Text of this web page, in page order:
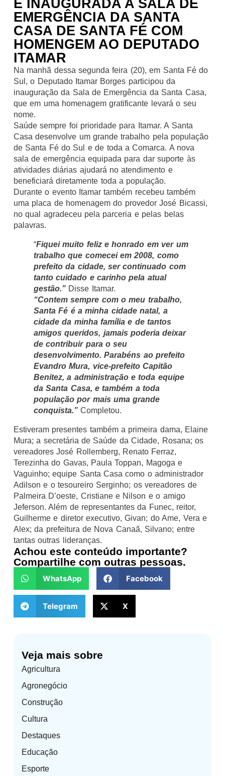
Veja mais sobre
Agricultura
Agronegócio
Construção
Cultura
Destaques
Educação
Esporte
É INAUGURADA A SALA DE
EMERGÊNCIA DA SANTA
CASA DE SANTA FÉ COM
HOMENGEM AO DEPUTADO
ITAMAR
Na manhã dessa segunda feira (20), em Santa Fé do
Sul, o Deputado Itamar Borges participou da
inauguração da Sala de Emergência da Santa Casa,
que em uma homenagem gratificante levará o seu
nome.
Saúde sempre foi prioridade para Itamar. A Santa
Casa desenvolve um grande trabalho pela população
de Santa Fé do Sul e de toda a Comarca. A nova
sala de emergência equipada para dar suporte às
atividades diárias ajudará no atendimento e
beneficiará diretamente toda a população.
Durante o evento Itamar também recebeu também
uma placa de homenagem do provedor José Bicassi,
no qual agradeceu pela parceria e pelas belas
palavras.
“Fiquei muito feliz e honrado em ver um
trabalho que comecei em 2008, como
prefeito da cidade, ser continuado com
tanto cuidado e carinho pela atual
gestão.” Disse Itamar.
“Contem sempre com o meu trabalho,
Santa Fé é a minha cidade natal, a
cidade da minha família e de tantos
amigos queridos, jamais poderia deixar
de contribuir para o seu
desenvolvimento. Parabéns ao prefeito
Evandro Mura, vice-prefeito Capitão
Benitez, a administração e toda equipe
da Santa Casa, e também a toda
população por mais uma grande
conquista.”Completou.
Estiveram presentes também a primeira dama, Elaine
Mura; a secretária de Saúde da Cidade, Rosana; os
vereadores José Rollemberg, Renato Ferraz,
Terezinha do Gavas, Paula Toppan, Magoga e
Vaguinho; equipe Santa Casa como o administrador
Adilson e o tesoureiro Serginho; os vereadores de
Palmeira D’oeste, Cristiane e Nilson e o amigo
Jeferson. Além de representantes da Funec, reitor,
Guilherme e diretor executivo, Givan; do Ame, Vera e
Alex; da prefeitura de Nova Canaã, Silvano; entre
tantas outras lideranças.
Achou este conteúdo importante?
Compartilhe com outras pessoas.
WhatsApp Facebook
Telegram X